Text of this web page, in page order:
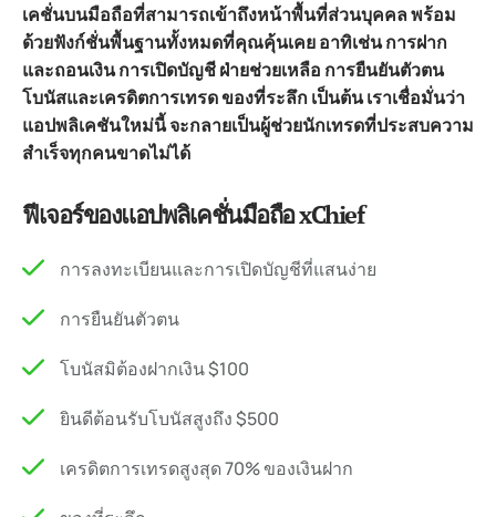
เคชั่นบนมือถือที่สามารถเข้าถึงหน้าพื้นที่ส่วนบุคคล พร้อม
ด้วยฟังก์ชั่นพื้นฐานทั้งหมดที่คุณคุ้นเคย อาทิเช่น การฝาก
และถอนเงิน การเปิดบัญชี ฝ่ายช่วยเหลือ การยืนยันตัวตน
โบนัสและเครดิตการเทรด ของที่ระลึก เป็นต้น เราเชื่อมั่นว่า
แอปพลิเคชันใหม่นี้ จะกลายเป็นผู้ช่วยนักเทรดที่ประสบความ
สำเร็จทุกคนขาดไม่ได้
ฟีเจอร์ของแอปพลิเคชั่นมือถือ xChief
การลงทะเบียนและการเปิดบัญชีที่แสนง่าย
การยืนยันตัวตน
โบนัสมิต้องฝากเงิน $100
ยินดีต้อนรับโบนัสสูงถึง $500
เครดิตการเทรดสูงสุด 70% ของเงินฝาก